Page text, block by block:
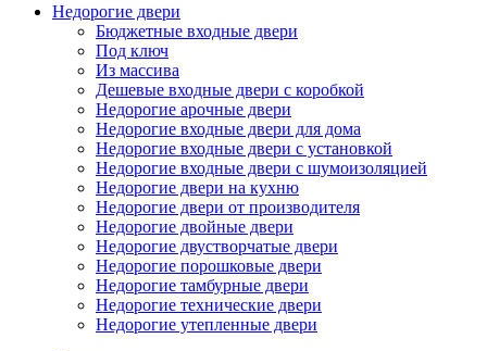
Недорогие двери
Бюджетные входные двери
Под ключ
Из массива
Дешевые входные двери с коробкой
Недорогие арочные двери
Недорогие входные двери для дома
Недорогие входные двери с установкой
Недорогие входные двери с шумоизоляцией
Недорогие двери на кухню
Недорогие двери от производителя
Недорогие двойные двери
Недорогие двустворчатые двери
Недорогие порошковые двери
Недорогие тамбурные двери
Недорогие технические двери
Недорогие утепленные двери